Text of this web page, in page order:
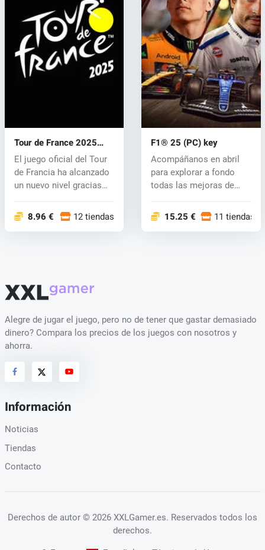
Tour de France 2025
(PC) key
El juego oficial del Tour
de Francia ha alcanzado
un nuevo nivel gracias
8.96 € 12 tiendas
F1® 25 (PC) key
Acompáñanos en abril
para explorar a fondo
todas las mejoras de
15.25 € 11 tiendas
Alegre de jugar el juego, pero no de tener que gastar demasiado
dinero? Compara los precios de los juegos con nosotros y
ahorra.
Información
Noticias
Tiendas
Contacto
Derechos de autor © 2026 XXLGamer.es. Reservados todos los
derechos.